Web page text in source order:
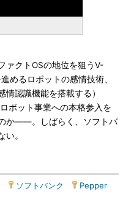
ァクトOSの地位を狙うV-
めるロボットの感情技術、
認識機能を搭載する）
ボット事業への本格参入を
か――。しばらく、ソフトバ
い。
ソフトバンク Pepper